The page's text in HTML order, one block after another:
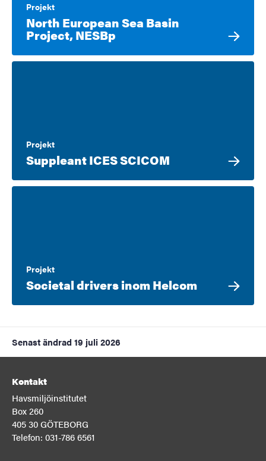
Projekt
North European Sea Basin
Project, NESBp
Projekt
Suppleant ICES SCICOM
Projekt
Societal drivers inom Helcom
Senast ändrad 19 juli 2026
Kontakt
Havsmiljöinstitutet
Box 260
405 30 GÖTEBORG
Telefon: 031-786 6561